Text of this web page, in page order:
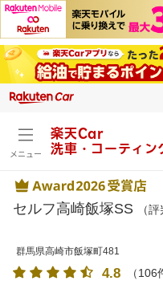
メニュー
楽天Car
洗車・コーティン
セルフ高崎飯塚SS （
群馬県高崎市飯塚町481
4.8 （106